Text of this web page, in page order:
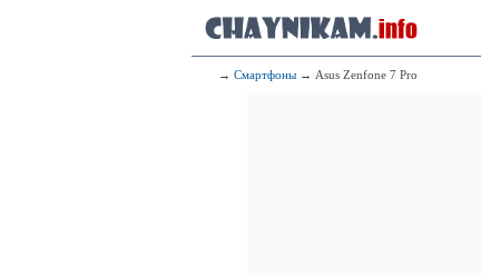
→ Смартфоны → Asus Zenfone 7 Pro